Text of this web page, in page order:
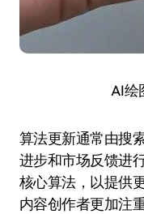
AI绘
算法更新通常由搜
进步和市场反馈进
核心算法，以提供
内容创作者更加注